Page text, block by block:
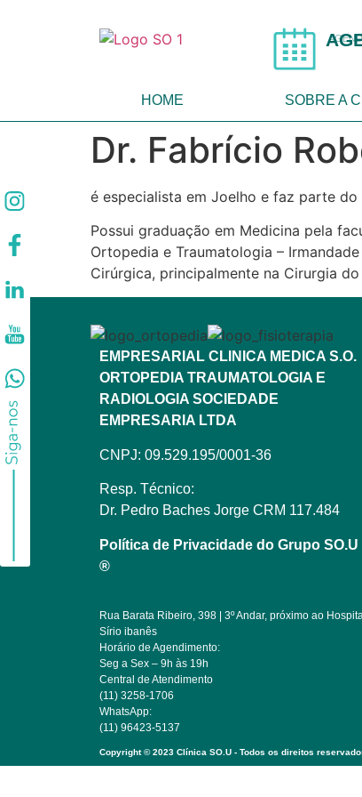
HOME SOBRE A
Dr. Fabrício
é especialista em Joelho e faz parte
Possui graduação em Medicina pela
Ortopedia e Traumatologia –
Cirúrgica, principalmente na Cirurgia
EMPRESARIAL CLINICA MEDICA S.O.
ORTOPEDIA TRAUMATOLOGIA E
RADIOLOGIA SOCIEDADE
EMPRESARIA LTDA
CNPJ: 09.529.195/0001-36
Resp. Técnico:
Dr. Pedro Baches Jorge CRM 117.484
Política de Privacidade do Grupo SO.U
®
Rua Barata Ribeiro, 398 | 3º Andar, próximo ao
Sírio ibanês
Horário de Agendimento:
Seg a Sex – 9h às 19h
Central de Atendimento
(11) 3258-1706
WhatsApp:
(11) 96423-5137
Copyright © 2023 Clínica SO.U - Todos os direitos